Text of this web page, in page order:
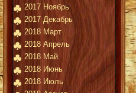
2017 Ноябрь
2017 Декабрь
2018 Март
2018 Апрель
2018 Май
2018 Июнь
2018 Июль